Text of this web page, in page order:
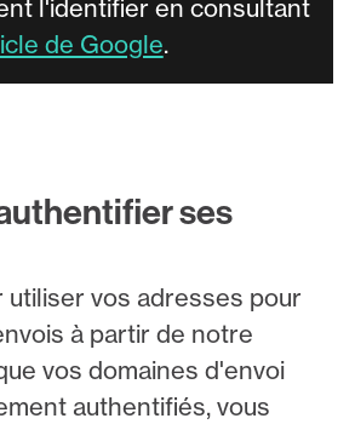
l'identifier en consultant
de Google.
ses
utiliser vos adresses pour
à partir de notre
vos domaines d'envoi
authentifiés, vous